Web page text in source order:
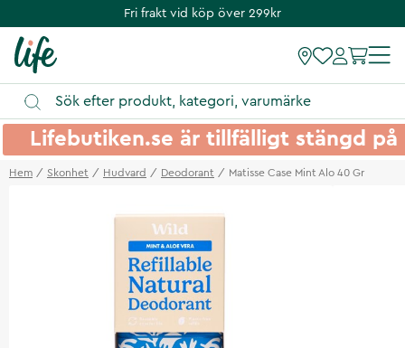
Fri frakt vid köp över 299kr
Lifebutiken.se är tillfälligt stängd
Hem Skonhet Hudvard Deodorant Matisse Case Mint Alo 40 Gr